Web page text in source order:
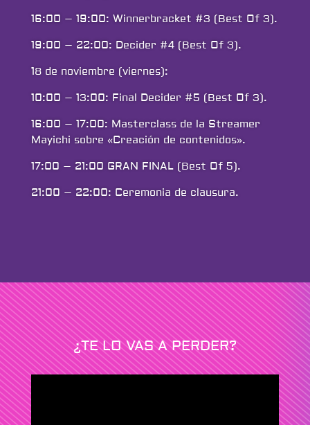
16:00 – 19:00: Winnerbracket #3 (Best Of 3).
19:00 – 22:00: Decider #4 (Best Of 3).
18 de noviembre (viernes):
10:00 – 13:00: Final Decider #5 (Best Of 3).
16:00 – 17:00: Masterclass de la Streamer
Mayichi sobre «Creación de contenidos».
17:00 – 21:00 GRAN FINAL (Best Of 5).
21:00 – 22:00: Ceremonia de clausura.
¿TE LO VAS A PERDER?